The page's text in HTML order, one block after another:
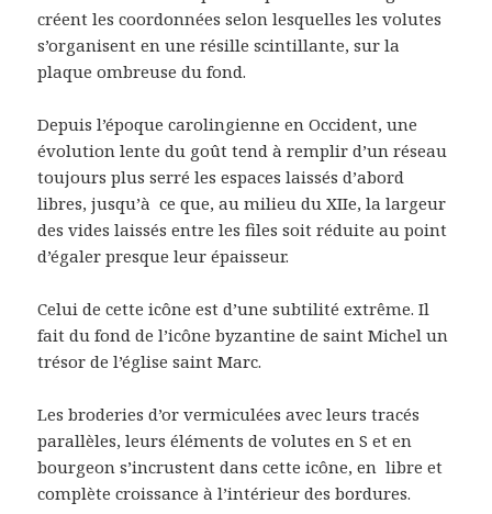
créent les coordonnées selon lesquelles les volutes
s’organisent en une résille scintillante, sur la
plaque ombreuse du fond.
Depuis l’époque carolingienne en Occident, une
évolution lente du goût tend à remplir d’un réseau
toujours plus serré les espaces laissés d’abord
libres, jusqu’à ce que, au milieu du XIIe, la largeur
des vides laissés entre les files soit réduite au point
d’égaler presque leur épaisseur.
Celui de cette icône est d’une subtilité extrême. Il
fait du fond de l’icône byzantine de saint Michel un
trésor de l’église saint Marc.
Les broderies d’or vermiculées avec leurs tracés
parallèles, leurs éléments de volutes en S et en
bourgeon s’incrustent dans cette icône, en libre et
complète croissance à l’intérieur des bordures.